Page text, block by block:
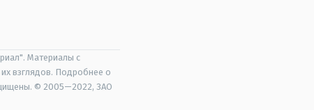
Материалы с
взглядов. Подробнее о
© 2005—2022, ЗАО